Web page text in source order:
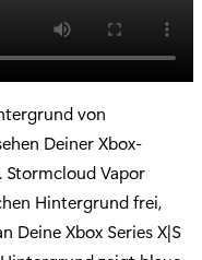
von
Deiner Xbox-
Stormcloud Vapor
Hintergrund frei,
Deine Xbox Series X|S